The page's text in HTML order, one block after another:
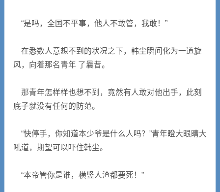
“是吗，全国不平事，他人不敢管，我敢！”
在悉数人意想不到的状况之下，韩尘瞬间化为一道旋
风，向着那名青年 了曩昔。
那青年怎样样也想不到，竟然有人敢对他出手，此刻
底子就没有任何的防范。
“快停手，你知道本少爷是什么人吗？”青年瞪大眼睛大
吼道，期望可以吓住韩尘。
“本帝管你是谁，横竖人渣都要死！”